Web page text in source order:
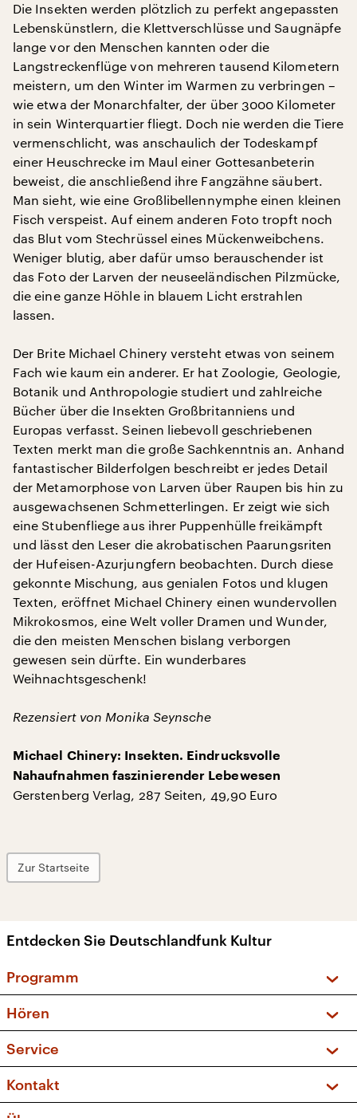
Die Insekten werden plötzlich zu perfekt angepassten
Lebenskünstlern, die Klettverschlüsse und Saugnäpfe
lange vor den Menschen kannten oder die
Langstreckenflüge von mehreren tausend Kilometern
meistern, um den Winter im Warmen zu verbringen –
wie etwa der Monarchfalter, der über 3000 Kilometer
in sein Winterquartier fliegt. Doch nie werden die Tiere
vermenschlicht, was anschaulich der Todeskampf
einer Heuschrecke im Maul einer Gottesanbeterin
beweist, die anschließend ihre Fangzähne säubert.
Man sieht, wie eine Großlibellennymphe einen kleinen
Fisch verspeist. Auf einem anderen Foto tropft noch
das Blut vom Stechrüssel eines Mückenweibchens.
Weniger blutig, aber dafür umso berauschender ist
das Foto der Larven der neuseeländischen Pilzmücke,
die eine ganze Höhle in blauem Licht erstrahlen
lassen.
Der Brite Michael Chinery versteht etwas von seinem
Fach wie kaum ein anderer. Er hat Zoologie, Geologie,
Botanik und Anthropologie studiert und zahlreiche
Bücher über die Insekten Großbritanniens und
Europas verfasst. Seinen liebevoll geschriebenen
Texten merkt man die große Sachkenntnis an. Anhand
fantastischer Bilderfolgen beschreibt er jedes Detail
der Metamorphose von Larven über Raupen bis hin zu
ausgewachsenen Schmetterlingen. Er zeigt wie sich
eine Stubenfliege aus ihrer Puppenhülle freikämpft
und lässt den Leser die akrobatischen Paarungsriten
der Hufeisen-Azurjungfern beobachten. Durch diese
gekonnte Mischung, aus genialen Fotos und klugen
Texten, eröffnet Michael Chinery einen wundervollen
Mikrokosmos, eine Welt voller Dramen und Wunder,
die den meisten Menschen bislang verborgen
gewesen sein dürfte. Ein wunderbares
Weihnachtsgeschenk!
Rezensiert von Monika Seynsche
Michael Chinery: Insekten. Eindrucksvolle
Nahaufnahmen faszinierender Lebewesen
Gerstenberg Verlag, 287 Seiten, 49,90 Euro
Zur Startseite
Entdecken Sie Deutschlandfunk Kultur
Programm
Sendungen und Podcasts
Musikliste
Kakadu – Das Kinderprogramm
Hören
Frequenzen (UKW + DAB+)
Service
FAQ
Apps
Kontakt